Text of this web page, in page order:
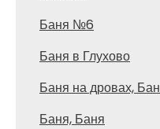
Баня №6
Баня в Глухово
Баня на дровах,
Баня, Баня